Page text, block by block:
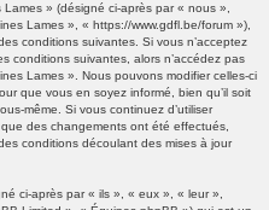
c
» (désigné ci-après par « nous »,
Lames », « https://www.gdfl.be/forum »),
conditions suivantes. Si vous n’acceptez
conditions suivantes, alors n’accédez pas
Lames ». Nous pouvons modifier celles-ci
que vous en soyez informé, bien qu’il soit
même. Si vous continuez d’utiliser
des changements ont été effectués,
conditions découlant des mises à jour
ci-après par « ils », « eux », « leur »,